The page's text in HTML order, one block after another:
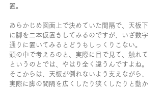
置。
あらかじめ図面上で決めていた間隔で、天板下
に脚を二本仮置きしてみるのですが、いざ数字
通りに置いてみるとどうもしっくりこない。
頭の中で考えるのと、実際に目で見て、触れて
というのとでは、やはり全く違うんですよね。
そこからは、天板が倒れないよう支えながら、
実際に脚の間隔を広くしたり狭くしたりと動か